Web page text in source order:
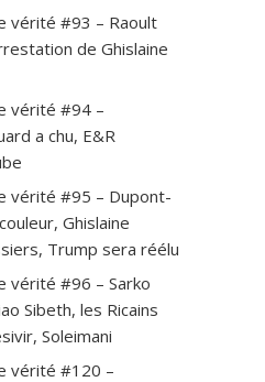
vérité #93 – Raoult
de Ghislaine
vérité #94 –
a chu, E&R
vérité #95 – Dupont-
Ghislaine
Trump sera réélu
vérité #96 – Sarko
Sibeth, les Ricains
Soleimani
vérité #120 –